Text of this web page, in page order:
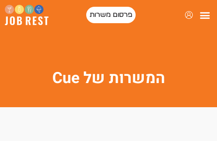
פרסום משרות
המשרות של Cue